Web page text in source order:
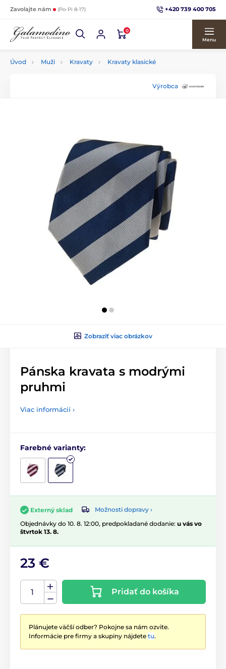
Zavolajte nám (Po-Pi 8-17) +420 739 400 705
0
Menu
Úvod Muži Kravaty Kravaty klasické
Výrobca
Zobraziť viac obrázkov
Pánska kravata s modrými
pruhmi
Viac informácií ›
Farebné varianty:
Externý sklad
Možnosti dopravy ›
Objednávky do 10. 8. 12:00, predpokladané dodanie: u vás vo
štvrtok 13. 8.
23 €
Pridať do košíka
Plánujete väčší odber? Pokojne sa nám ozvite.
Informácie pre firmy a skupiny nájdete tu.